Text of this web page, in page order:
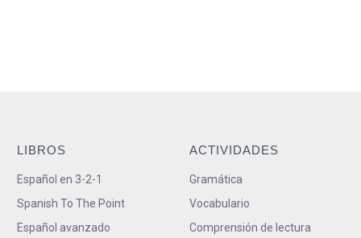
LIBROS
Español en 3-2-1
Spanish To The Point
Español avanzado
ACTIVIDADES
Gramática
Vocabulario
Comprensión de lectura